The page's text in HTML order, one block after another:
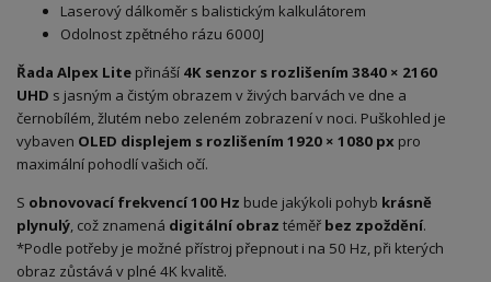
Laserový dálkoměr s balistickým kalkulátorem
Odolnost zpětného rázu 6000J
Řada Alpex Lite přináší 4K senzor s rozlišením 3840 × 2160
UHD s jasným a čistým obrazem v živých barvách ve dne a
černobílém, žlutém nebo zeleném zobrazení v noci. Puškohled je
vybaven OLED displejem s rozlišením 1920 × 1080 px pro
maximální pohodlí vašich očí.
S obnovovací frekvencí 100 Hz bude jakýkoli pohyb krásně
plynulý, což znamená digitální obraz téměř bez zpoždění.
*Podle potřeby je možné přístroj přepnout i na 50 Hz, při kterých
obraz zůstává v plné 4K kvalitě.